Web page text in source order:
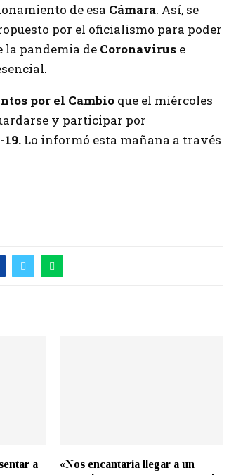
de esa Cámara. Así, se
por el oficialismo para poder
pandemia de Coronavirus e
por el Cambio que el miércoles
y participar por
Lo informó esta mañana a través
a
«Nos encantaría llegar a un